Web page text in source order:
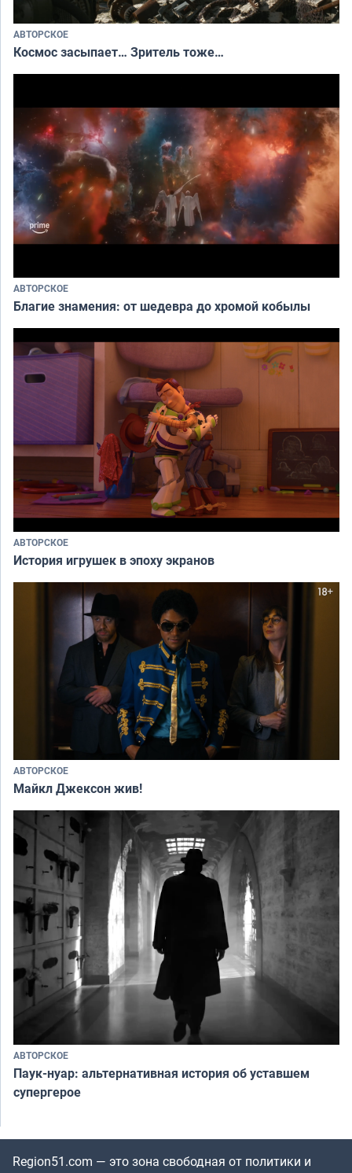
АВТОРСКОЕ
Космос засыпает… Зритель тоже…
АВТОРСКОЕ
Благие знамения: от шедевра до хромой кобылы
АВТОРСКОЕ
История игрушек в эпоху экранов
АВТОРСКОЕ
Майкл Джексон жив!
АВТОРСКОЕ
Паук-нуар: альтернативная история об уставшем
супергерое
Region51.com — это зона свободная от политики и